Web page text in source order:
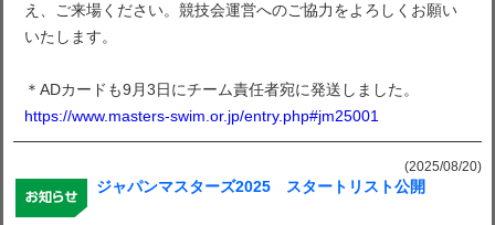
え、ご来場ください。競技会運営へのご協力をよろしくお願い
いたします。
＊ADカードも9月3日にチーム責任者宛に発送しました。
https://www.masters-swim.or.jp/entry.php#jm25001
(2025/08/20)
ジャパンマスターズ2025 スタートリスト公開